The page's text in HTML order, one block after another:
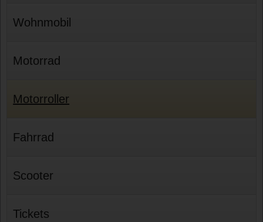
Wohnmobil
Motorrad
Motorroller
Fahrrad
Scooter
Tickets